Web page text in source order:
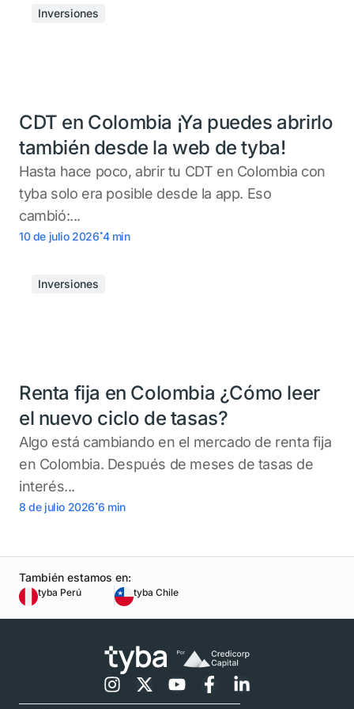
Inversiones
CDT en Colombia ¡Ya puedes abrirlo
también desde la web de tyba!
Hasta hace poco, abrir tu CDT en Colombia con
tyba solo era posible desde la app. Eso
cambió:...
10 de julio 2026.4 min
Inversiones
Renta fija en Colombia ¿Cómo leer
el nuevo ciclo de tasas?
Algo está cambiando en el mercado de renta fija
en Colombia. Después de meses de tasas de
interés...
8 de julio 2026.6 min
También estamos en:
tyba Perú tyba Chile